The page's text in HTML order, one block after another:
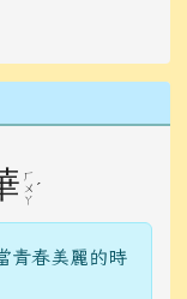
ㄏ
ㄨ
ㄚ
ˊ
青春美麗的時